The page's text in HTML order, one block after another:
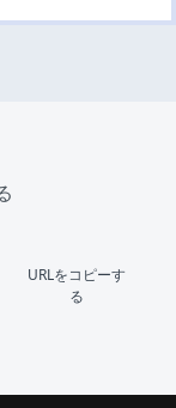
URLをコピーす
る